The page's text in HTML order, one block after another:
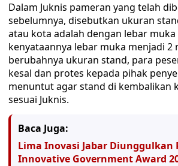
Dalam Juknis pameran yang telah
sebelumnya, disebutkan ukuran
atau kota adalah dengan lebar muka
kenyataannya lebar muka menjadi 2
berubahnya ukuran stand, para
kesal dan protes kepada pihak
menuntut agar stand di kembalikan
sesuai Juknis.
Baca Juga:
Lima Inovasi Jabar Diunggulkan
Innovative Government Award